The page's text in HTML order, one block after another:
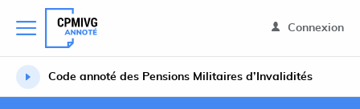
Connexion
Code annoté des Pensions Militaires d’Invalidités